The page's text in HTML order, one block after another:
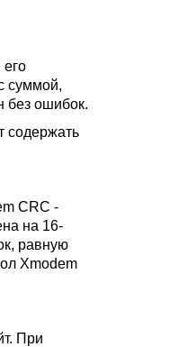
суммой,
без ошибок.
содержать
CRC -
на 16-
равную
Xmodem
При